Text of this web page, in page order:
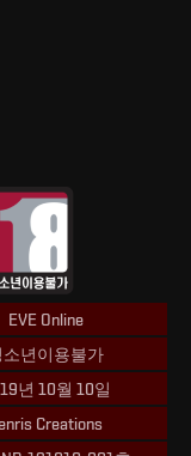
EVE Online
소년이용불가
년 10월 10일
Creations